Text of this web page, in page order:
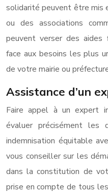
solidarité peuvent être mis
ou des associations
peuvent verser des aides
face aux besoins les plus
de votre mairie ou
Assistance d’un
Faire appel à un expert
évaluer précisément les
indemnisation équitable
vous conseiller sur les
dans la constitution de
prise en compte de tous